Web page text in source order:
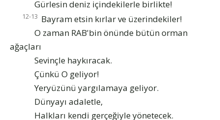
Gürlesin deniz içindekilerle birlikte!
12-13 Bayram etsin kırlar ve üzerindekiler!
O zaman RAB'bin önünde bütün orman
ağaçları
Sevinçle haykıracak.
Çünkü O geliyor!
Yeryüzünü yargılamaya geliyor.
Dünyayı adaletle,
Halkları kendi gerçeğiyle yönetecek.